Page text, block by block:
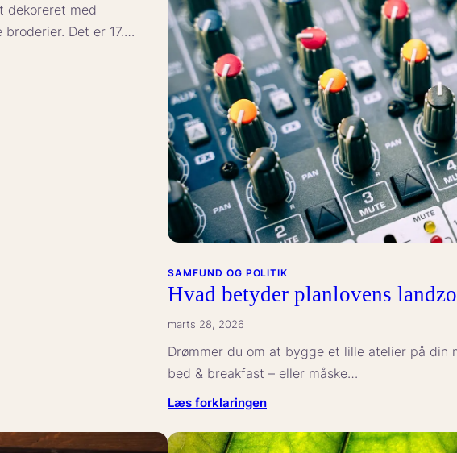
dekoreret med
Det er 17.…
SAMFUND OG POLITIK
Hvad betyder planlovens
marts 28, 2026
Drømmer du om at bygge et lille atelier på din
bed & breakfast – eller måske…
Læs forklaringen:
betyder